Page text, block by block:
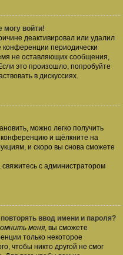
могу войти!
деактивировал или удалил
конференции периодически
не оставляющих сообщения,
это произошло, попробуйте
в дискуссиях.
можно легко получить
и щёлкните на
и скоро вы снова сможете
с администратором
ввод имени и пароля?
меня, вы сможете
только некоторое
чтобы никто другой не смог